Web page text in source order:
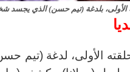
الأولى، بلدغة (تيم حسن) الذي يجسد
الأولى، لدغة (تيم